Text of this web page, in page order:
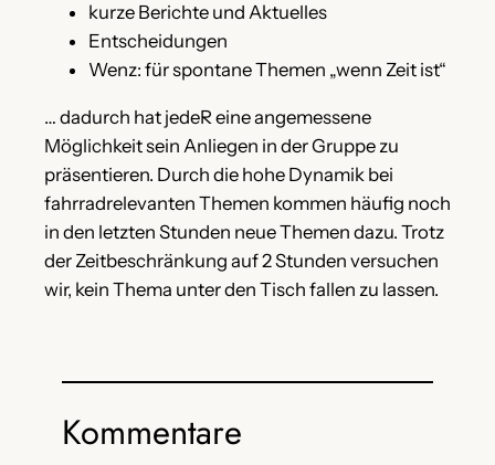
kurze Berichte und Aktuelles
Entscheidungen
Wenz: für spontane Themen „wenn Zeit ist“
… dadurch hat jedeR eine angemessene
Möglichkeit sein Anliegen in der Gruppe zu
präsentieren. Durch die hohe Dynamik bei
fahrradrelevanten Themen kommen häufig noch
in den letzten Stunden neue Themen dazu. Trotz
der Zeitbeschränkung auf 2 Stunden versuchen
wir, kein Thema unter den Tisch fallen zu lassen.
Kommentare